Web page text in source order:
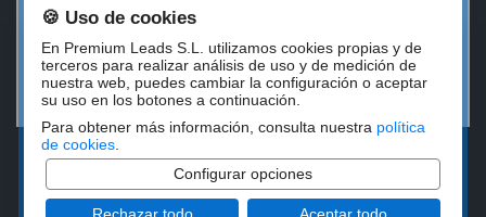
27,00 €/mes
CONTRATAR
🍪 Uso de cookies
En Premium Leads S.L. utilizamos cookies propias y de
terceros para realizar análisis de uso y de medición de
nuestra web, puedes cambiar la configuración o aceptar
su uso en los botones a continuación.
Para obtener más información, consulta nuestra política
de cookies
Configurar opciones